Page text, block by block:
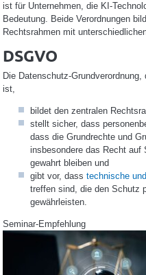
ist für Unternehmen, die KI-
Bedeutung. Beide Verordnungen
Rechtsrahmen mit
DSGVO
Die Datenschutz-
ist,
bildet den zentralen
stellt sicher, dass
dass die Grundrechte und
insbesondere das Recht auf
gewahrt bleiben und
gibt vor, dass technische
treffen sind, die den Schutz
gewährleisten.
Seminar-Empfehlung